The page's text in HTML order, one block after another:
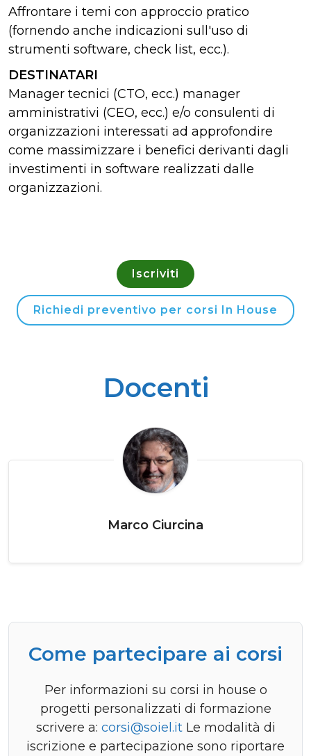
Affrontare i temi con approccio pratico
(fornendo anche indicazioni sull'uso di
strumenti software, check list, ecc.).
DESTINATARI
Manager tecnici (CTO, ecc.) manager
amministrativi (CEO, ecc.) e/o consulenti di
organizzazioni interessati ad approfondire
come massimizzare i benefici derivanti dagli
investimenti in software realizzati dalle
organizzazioni.
Iscriviti
Richiedi preventivo per corsi In House
Docenti
Marco Ciurcina
Come partecipare ai corsi
Per informazioni su corsi in house o
progetti personalizzati di formazione
scrivere a: corsi@soiel.itLe modalità di
iscrizione e partecipazione sono riportare